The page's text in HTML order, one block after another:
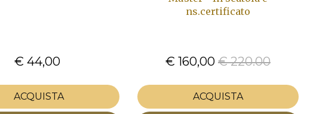
€ 44,00
ACQUISTA
ns.certificato
€ 160,00 € 220.00
ACQUISTA